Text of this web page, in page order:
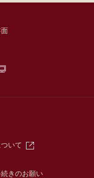
いて
きのお願い